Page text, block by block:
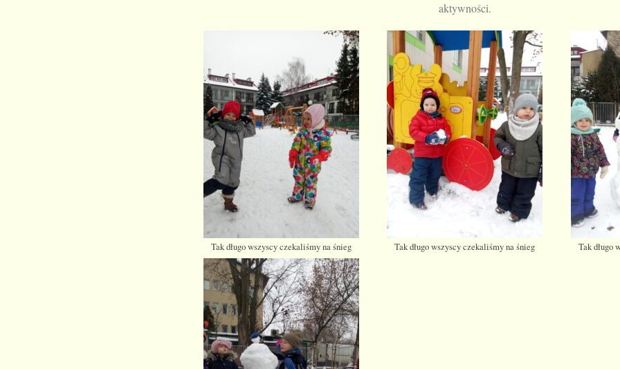
aktywności.
Tak długo wszyscy czekaliśmy na śnieg Tak długo wszyscy czekaliśmy na śnieg Tak długo